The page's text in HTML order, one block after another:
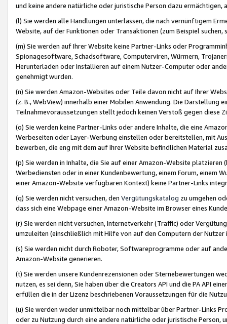
und keine andere natürliche oder juristische Person dazu
(l) Sie werden alle Handlungen unterlassen, die nach vernünftigem
Website, auf der Funktionen oder Transaktionen (zum Beispiel
(m) Sie werden auf Ihrer Website keine Partner-Links oder
Spionagesoftware, Schadsoftware, Computerviren, Würmern,
Herunterladen oder Installieren auf einem Nutzer-Computer oder
genehmigt wurden.
(n) Sie werden Amazon-Websites oder Teile davon nicht auf Ihrer
(z. B., WebView) innerhalb einer Mobilen Anwendung. Die Darstellung
Teilnahmevoraussetzungen stellt jedoch keinen Verstoß gegen diese
(o) Sie werden keine Partner-Links oder andere Inhalte, die eine
Werbeseiten oder Layer-Werbung einstellen oder bereitstellen, mit
bewerben, die eng mit dem auf Ihrer Website befindlichen Material
(p) Sie werden in Inhalte, die Sie auf einer Amazon-Website
Werbediensten oder in einer Kundenbewertung, einem Forum, einem
einer Amazon-Website verfügbaren Kontext) keine Partner-Links
(q) Sie werden nicht versuchen, den Vergütungskatalog zu umgehen
dass sich eine Webpage einer Amazon-Website im Browser eines
(r) Sie werden nicht versuchen, Internetverkehr (Traffic) oder
umzuleiten (einschließlich mit Hilfe von auf den Computern der
(s) Sie werden nicht durch Roboter, Softwareprogramme oder auf
Amazon-Website generieren.
(t) Sie werden unsere Kundenrezensionen oder Sternebewertungen
nutzen, es sei denn, Sie haben über die Creators API und die PA API
erfüllen die in der Lizenz beschriebenen Voraussetzungen für die
(u) Sie werden weder unmittelbar noch mittelbar über Partner-Links
oder zu Nutzung durch eine andere natürliche oder juristische